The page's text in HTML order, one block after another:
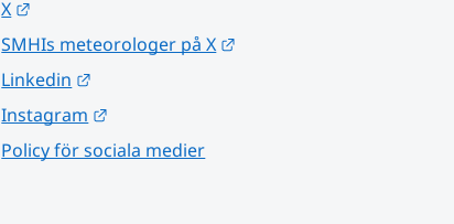
X
SMHIs meteorologer på X
Linkedin
Instagram
Policy för sociala medier